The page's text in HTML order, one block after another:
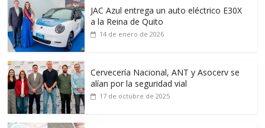
JAC Azul entrega un auto eléctrico E30X
a la Reina de Quito
14 de enero de 2026
Cervecería Nacional, ANT y Asocerv se
alían por la seguridad vial
17 de octubre de 2025